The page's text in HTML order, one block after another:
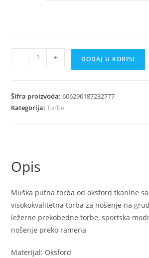
putna
od
oksford
količina
- + DODAJ U KORPU
Šifra proizvoda:606296187232777
Kategorija:Torbe
Opis
Muška putna torba od oksford tkanine
visokokvalitetna torba za nošenje na
ležerne prekobedne torbe, sportska
nošenje preko ramena
Materijal: Oksford